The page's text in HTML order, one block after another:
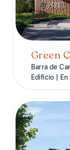
Green
Barra de
Edificio |